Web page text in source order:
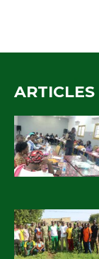
ARTICLES